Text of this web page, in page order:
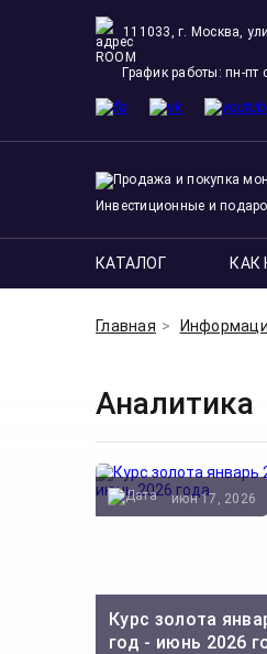
111033, г. Москва,
ROOM
График работы: пн-пт
Инвестиционные и
КАТАЛОГ КАК
Главная
Аналитика
Курс золота
год - июнь 2026
июн 17, 2026